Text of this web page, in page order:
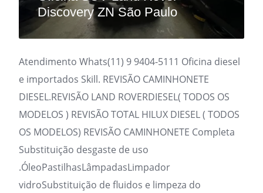
Discovery ZN São Paulo
Atendimento Whats(11) 9 9404-5111 Oficina diesel
e importados Skill. REVISÃO CAMINHONETE
DIESEL.REVISÃO LAND ROVERDIESEL( TODOS OS
MODELOS ) REVISÃO TOTAL HILUX DIESEL ( TODOS
OS MODELOS) REVISÃO CAMINHONETE Completa
Substituição desgaste de uso
.ÓleoPastilhasLâmpadasLimpador
vidroSubstituição de fluidos e limpeza do